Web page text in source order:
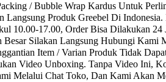
/ Bubble Wrap Kardus Untuk
Langsung Produk Greebel Di
10.00-17.00, Order Bisa Dilakukan
Besar Silakan Langsung Hubungi Kami
Item / Varian Produk Tidak
Video Unboxing. Tanpa Video Ini,
Melalui Chat Toko, Dan Kami Akan